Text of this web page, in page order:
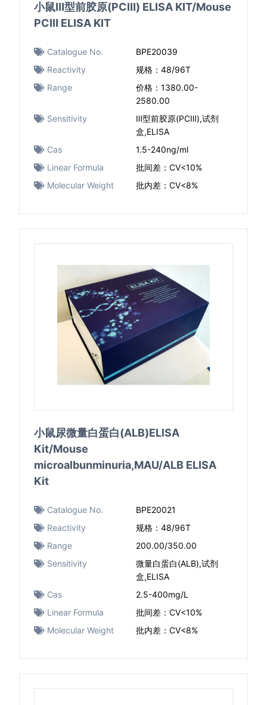
小鼠Ⅲ型前胶原(PCⅢ) ELISA KIT/Mouse
PCⅢ ELISA KIT
Catalogue No.
BPE20039
Reactivity
规格：48/96T
Range
价格：1380.00-
2580.00
Sensitivity
Ⅲ型前胶原(PCⅢ),试剂
盒,ELISA
Cas
1.5-240ng/ml
Linear Formula
批间差：CV<10%
Molecular Weight
批内差：CV<8%
小鼠尿微量白蛋白(ALB)ELISA
Kit/Mouse
microalbunminuria,MAU/ALB ELISA
Kit
Catalogue No.
BPE20021
Reactivity
规格：48/96T
Range
200.00/350.00
Sensitivity
微量白蛋白(ALB),试剂
盒,ELISA
Cas
2.5-400mg/L
Linear Formula
批间差：CV<10%
Molecular Weight
批内差：CV<8%